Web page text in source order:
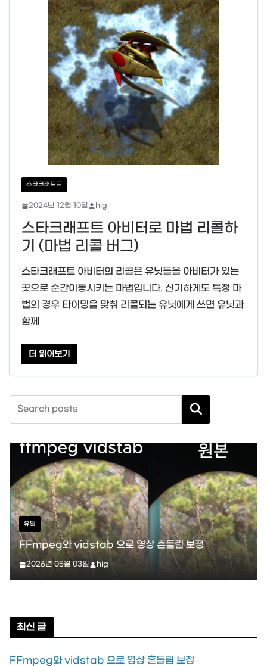
스타크래프트
2024년 12월 10일 hig
스타크래프트 아비터로 마법 리콜하
기 (마법 리콜 버그)
스타크래프트 아비터의 리콜은 유닛들을 아비터가 있는
곳으로 순간이동시키는 마법입니다. 신기하게도 특정 마
법의 경우 타이밍을 맞춰 리콜되는 유닛에게 쓰면 유닛과
함께
더 읽어보기
검색
으로 영상 흔들림 보정
03일 hig
스타크래프트
스타크래프트
레이션)
최신 글
FFmpeg와 vidstab 으로 영상 흔들림 보정